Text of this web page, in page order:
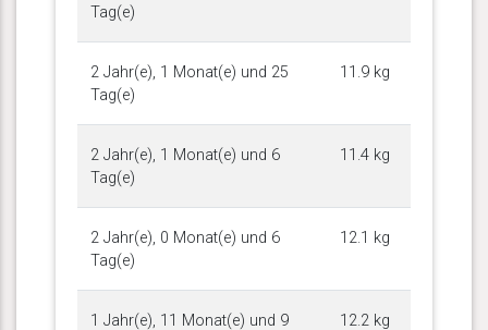
Tag(e)
2 Jahr(e), 1 Monat(e) und 25
Tag(e)
11.9 kg
2 Jahr(e), 1 Monat(e) und 6
Tag(e)
11.4 kg
2 Jahr(e), 0 Monat(e) und 6
Tag(e)
12.1 kg
1 Jahr(e), 11 Monat(e) und 9
12.2 kg